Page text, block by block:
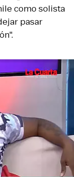
como solista
pasar